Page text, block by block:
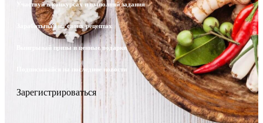
Участвуй в конкурсах и выполняй задания
Зарабатывай на своих рецептах
Выигрывай призы и ценные подарки
Подписывайся на последние новости
Зарегистрироваться